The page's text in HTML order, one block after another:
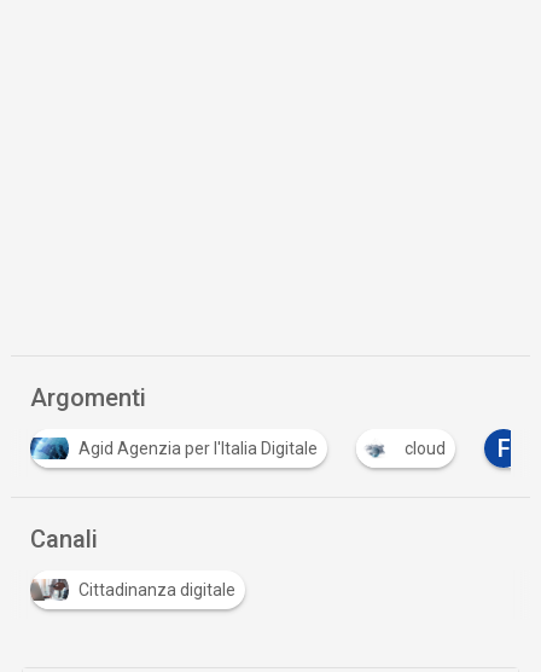
Argomenti
Agid Agenzia per l'Italia Digitale cloud F
Canali
Cittadinanza digitale